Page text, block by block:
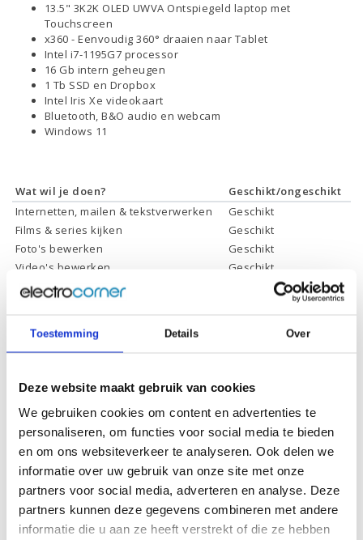
Toestemming Details Over
Deze website maakt gebruik van cookies
We gebruiken cookies om content en advertenties te
personaliseren, om functies voor social media te bieden
en om ons websiteverkeer te analyseren. Ook delen we
informatie over uw gebruik van onze site met onze
partners voor social media, adverteren en analyse. Deze
partners kunnen deze gegevens combineren met andere
informatie die u aan ze heeft verstrekt of die ze hebben
13.5" 3K2K OLED UWVA Ontspiegeld laptop met
Touchscreen
x360 - Eenvoudig 360° draaien naar Tablet
Intel i7-1195G7 processor
16 Gb intern geheugen
1 Tb SSD en Dropbox
Intel Iris Xe videokaart
Bluetooth, B&O audio en webcam
Windows 11
Wat wil je doen?
Geschikt/ongeschikt
Internetten, mailen & tekstverwerken
Geschikt
Films & series kijken
Geschikt
Foto's bewerken
Geschikt
Video's bewerken
Geschikt
Gamen
Geschikt *
Specificaties
Schermdiagonaal:
14.0 inch (35,6 cm)
Scherm resolutie:
3000 x 2000 (3K2K, OLED)
Scherm reflectie:
Ontspiegeld
Ja (eenvoudig 360° draaien